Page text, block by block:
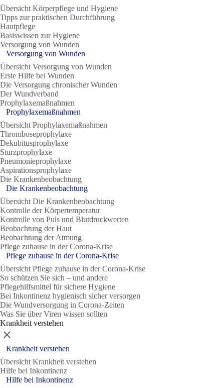
Übersicht Körperpflege und Hygiene
Tipps zur praktischen Durchführung
Hautpflege
Basiswissen zur Hygiene
Versorgung von Wunden
Versorgung von Wunden
Übersicht Versorgung von Wunden
Erste Hilfe bei Wunden
Die Versorgung chronischer Wunden
Der Wundverband
Prophylaxemaßnahmen
Prophylaxemaßnahmen
Übersicht Prophylaxemaßnahmen
Thromboseprophylaxe
Dekubitusprophylaxe
Sturzprophylaxe
Pneumonieprophylaxe
Aspirationsprophylaxe
Die Krankenbeobachtung
Die Krankenbeobachtung
Übersicht Die Krankenbeobachtung
Kontrolle der Körpertemperatur
Kontrolle von Puls und Blutdruckwerten
Beobachtung der Haut
Beobachtung der Atmung
Pflege zuhause in der Corona-Krise
Pflege zuhause in der Corona-Krise
Übersicht Pflege zuhause in der Corona-Krise
So schützen Sie sich – und andere
Pflegehilfsmittel für sichere Hygiene
Bei Inkontinenz hygienisch sicher versorgen
Die Wundversorgung in Corona-Zeiten
Was Sie über Viren wissen sollten
Krankheit verstehen
Schließen
Krankheit verstehen
Übersicht Krankheit verstehen
Hilfe bei Inkontinenz
Hilfe bei Inkontinenz